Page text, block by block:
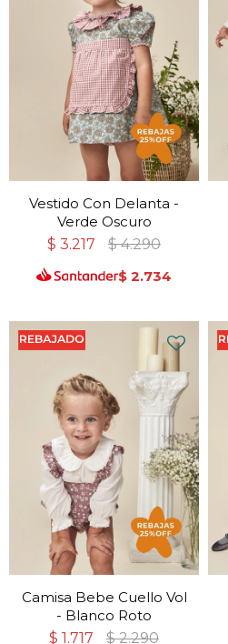
Vestido Con Delanta -
Verde Oscuro
$ 3.217 $ 4.290
$ 2.734
Camisa Bebe Cuello Vol
- Blanco Roto
$ 1.717 $ 2.290